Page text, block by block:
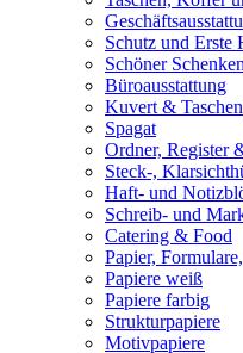
Schutz und Erste
Schöner Schenken
Büroausstattung
Kuvert & Taschen
Spagat
Ordner, Register
Steck-,
Haft- und
Schreib- und
Catering & Food
Papier,
Papiere weiß
Papiere farbig
Strukturpapiere
Motivpapiere